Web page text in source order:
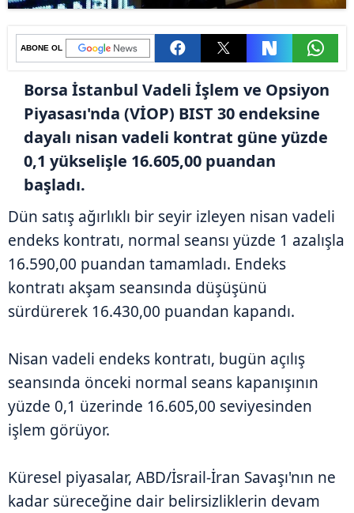
ABONE OL
Borsa İstanbul Vadeli İşlem ve Opsiyon
Piyasası'nda (VİOP) BIST 30 endeksine
dayalı nisan vadeli kontrat güne yüzde
0,1 yükselişle 16.605,00 puandan
başladı.
Dün satış ağırlıklı bir seyir izleyen nisan vadeli
endeks kontratı, normal seansı yüzde 1 azalışla
16.590,00 puandan tamamladı. Endeks
kontratı akşam seansında düşüşünü
sürdürerek 16.430,00 puandan kapandı.
Nisan vadeli endeks kontratı, bugün açılış
seansında önceki normal seans kapanışının
yüzde 0,1 üzerinde 16.605,00 seviyesinden
işlem görüyor.
Küresel piyasalar, ABD/İsrail-İran Savaşı'nın ne
kadar süreceğine dair belirsizliklerin devam